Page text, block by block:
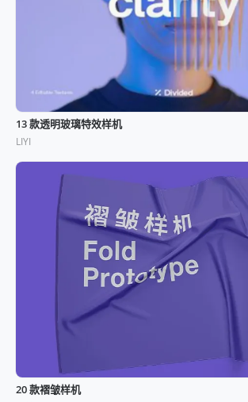
13 款透明玻璃特效样机
LIYI
20 款褶皱样机